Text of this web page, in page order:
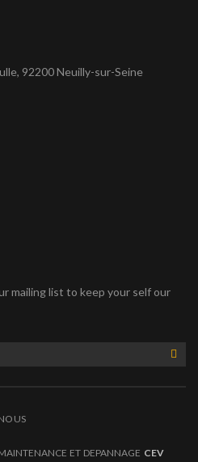
92200 Neuilly-sur-Seine
mailing list to keep your self our
ET DEPANNAGE CEV